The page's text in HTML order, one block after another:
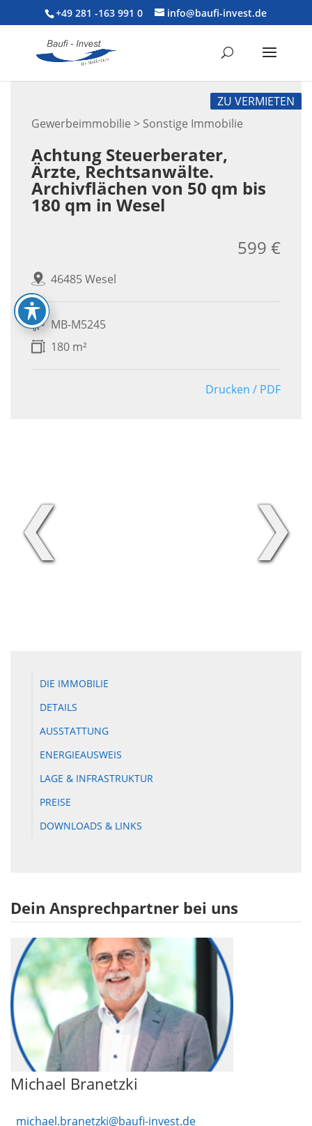
+49 281 -163 991 0 info@baufi-invest.de
Gewerbeimmobilie > Sonstige Immobilie
ZU VERMIETEN
Achtung Steuerberater,
Ärzte, Rechtsanwälte.
Archivflächen von 50 qm bis
180 qm in Wesel
46485 Wesel
599 €
MB-M5245
180 m²
Drucken / PDF
❮ ❯
DIE IMMOBILIE
DETAILS
AUSSTATTUNG
ENERGIEAUSWEIS
LAGE & INFRASTRUKTUR
PREISE
DOWNLOADS & LINKS
Dein Ansprechpartner bei uns
Michael Branetzki
michael.branetzki@baufi-invest.de